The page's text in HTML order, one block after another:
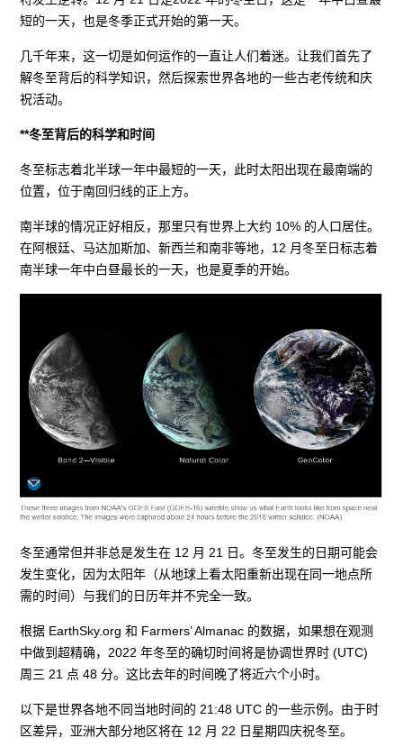
短的一天，也是冬季正式开始的第一天。
几千年来，这一切是如何运作的一直让人们着迷。让我们首先了
解冬至背后的科学知识，然后探索世界各地的一些古老传统和庆
祝活动。
**冬至背后的科学和时间
冬至标志着北半球一年中最短的一天，此时太阳出现在最南端的
位置，位于南回归线的正上方。
南半球的情况正好相反，那里只有世界上大约 10% 的人口居住。
在阿根廷、马达加斯加、新西兰和南非等地，12 月冬至日标志着
南半球一年中白昼最长的一天，也是夏季的开始。
冬至通常但并非总是发生在 12 月 21 日。冬至发生的日期可能会
发生变化，因为太阳年（从地球上看太阳重新出现在同一地点所
需的时间）与我们的日历年并不完全一致。
根据 EarthSky.org 和 Farmers’ Almanac 的数据，如果想在观测
中做到超精确，2022 年冬至的确切时间将是协调世界时 (UTC)
周三 21 点 48 分。这比去年的时间晚了将近六个小时。
以下是世界各地不同当地时间的 21:48 UTC 的一些示例。由于时
区差异，亚洲大部分地区将在 12 月 22 日星期四庆祝冬至。